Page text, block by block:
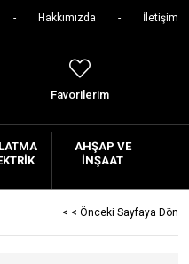
Hakkımızda İletişim
Favorilerim
AHŞAP VE
İNŞAAT
< < Önceki Sayfaya Dön